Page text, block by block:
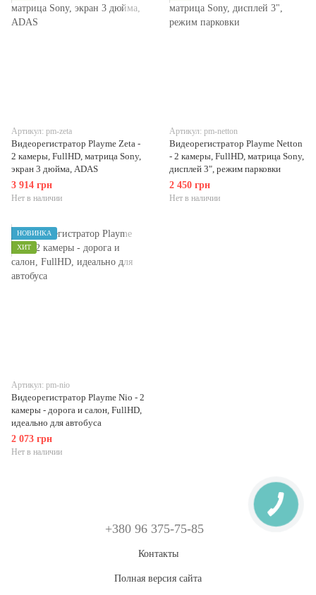
Артикул: pm-zeta
Видеорегистратор Playme Zeta -
2 камеры, FullHD, матрица Sony,
экран 3 дюйма, ADAS
3 914 грн
Нет в наличии
Артикул: pm-netton
Видеорегистратор Playme Netton
- 2 камеры, FullHD, матрица Sony,
дисплей 3", режим парковки
2 450 грн
Нет в наличии
НОВИНКА
ХИТ
Артикул: pm-nio
Видеорегистратор Playme Nio - 2
камеры - дорога и салон, FullHD,
идеально для автобуса
2 073 грн
Нет в наличии
+380 96 375-75-85
Контакты
Полная версия сайта